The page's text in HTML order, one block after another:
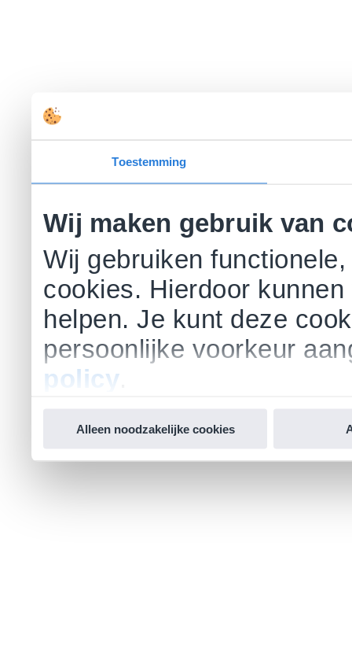
Toestemming
Wij maken gebruik van
Wij gebruiken
cookies. Hierdoor
helpen. Je kunt deze
persoonlijke voorkeur
policy
Alleen noodzakelijke cookies